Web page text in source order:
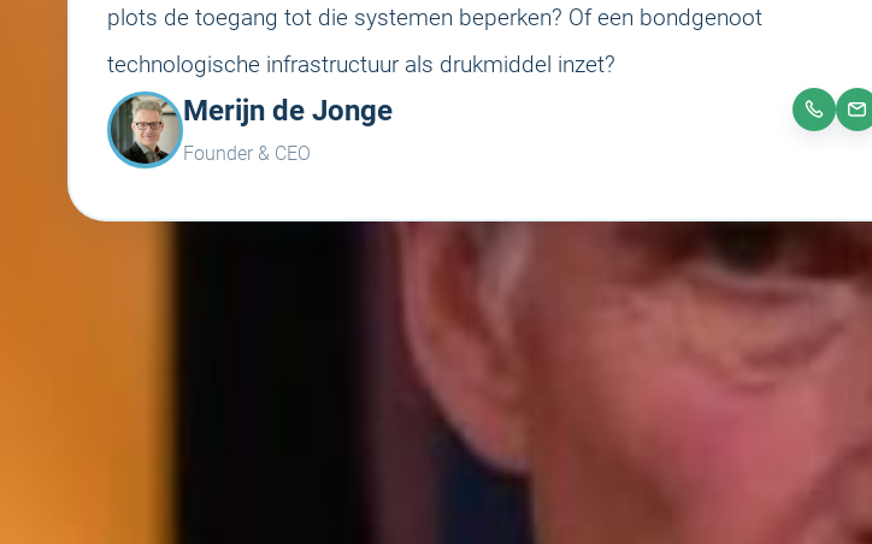
plots de toegang tot die systemen beperken? Of een bondgenoot
technologische infrastructuur als drukmiddel inzet?
Merijn de Jonge
Founder & CEO